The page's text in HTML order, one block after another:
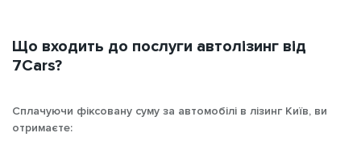
Що входить до послуги автолізинг від
7Cars?
Сплачуючи фіксовану суму за автомобілі в лізинг Київ, ви
отримаєте: